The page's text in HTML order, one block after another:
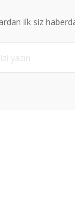
hatalar bulunuyor.
daha
alternatifler
ilk siz